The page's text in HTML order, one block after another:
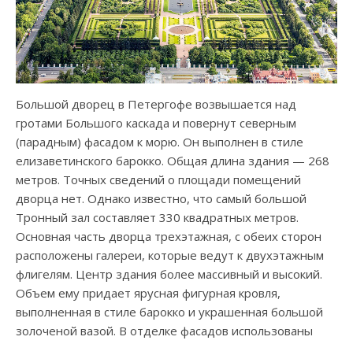
Большой дворец в Петергофе возвышается над
гротами Большого каскада и повернут северным
(парадным) фасадом к морю. Он выполнен в стиле
елизаветинского барокко. Общая длина здания — 268
метров. Точных сведений о площади помещений
дворца нет. Однако известно, что самый большой
Тронный зал составляет 330 квадратных метров.
Основная часть дворца трехэтажная, с обеих сторон
расположены галереи, которые ведут к двухэтажным
флигелям. Центр здания более массивный и высокий.
Объем ему придает ярусная фигурная кровля,
выполненная в стиле барокко и украшенная большой
золоченой вазой. В отделке фасадов использованы